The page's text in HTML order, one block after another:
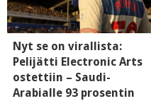
Nyt se on virallista:
Pelijätti Electronic Arts
ostettiin – Saudi-
Arabialle 93 prosentin